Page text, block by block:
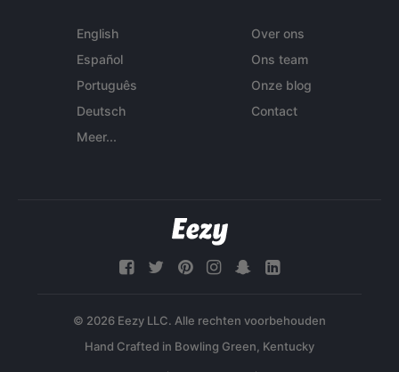
English
Español
Português
Deutsch
Meer...
Over ons
Ons team
Onze blog
Contact
© 2026 Eezy LLC. Alle rechten voorbehouden